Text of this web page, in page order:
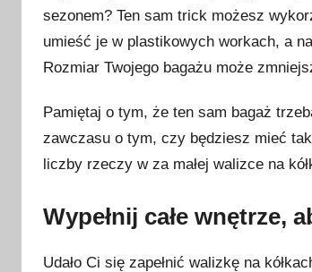
sezonem? Ten sam trick możesz
umieść je w plastikowych workach, a
Rozmiar Twojego bagażu może
Pamiętaj o tym, że ten sam bagaż
zawczasu o tym, czy będziesz mieć
liczby rzeczy w za małej walizce na
Wypełnij całe wnętrze,
Udało Ci się zapełnić walizkę na